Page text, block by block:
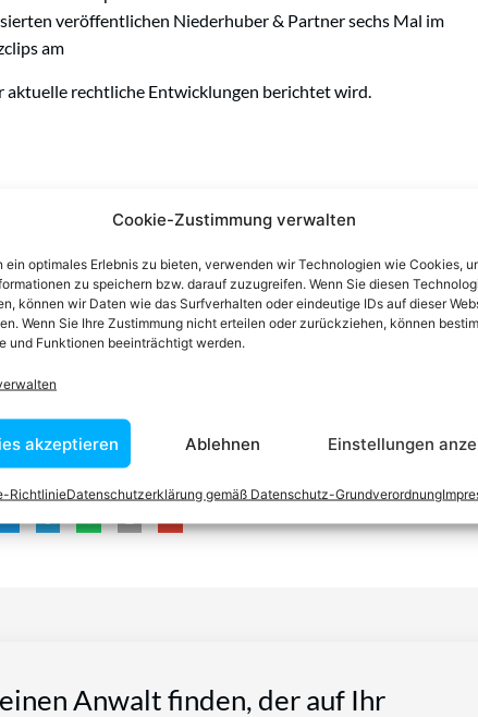
Cookie-Zustimmung verwalten
ein optimales Erlebnis zu bieten, verwenden wir Technologien wie Cookies,
zu speichern bzw. darauf zuzugreifen. Wenn Sie diesen
können wir Daten wie das Surfverhalten oder eindeutige IDs auf dieser
Wenn Sie Ihre Zustimmung nicht erteilen oder zurückziehen, können
und Funktionen beeinträchtigt werden.
akzeptieren Ablehnen Einstellungen
RichtlinieDatenschutzerklärung gemäß Datenschutz-Grundverordnung
veröffentlichen Niederhuber & Partner sechs Mal im
am
rechtliche Entwicklungen berichtet wird.
AUSSCHLIESSLICHER INHALTLICHER
Anwalt finden, der auf Ihr